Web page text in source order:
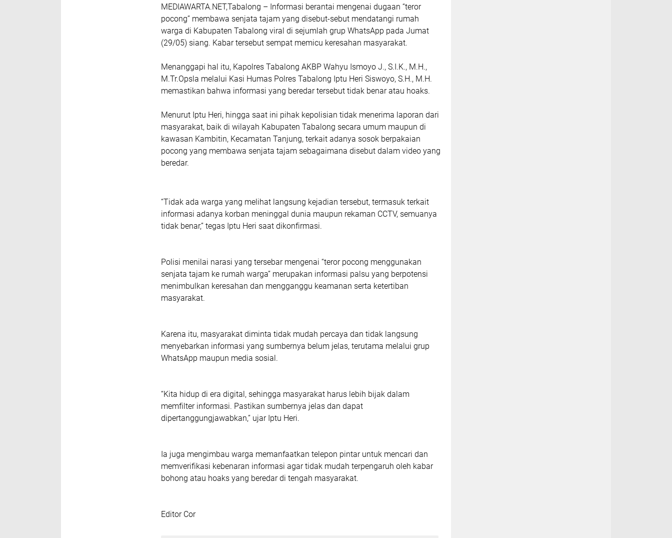
MEDIAWARTA.NET,Tabalong – Informasi berantai mengenai dugaan “teror
pocong” membawa senjata tajam yang disebut-sebut mendatangi rumah
warga di Kabupaten Tabalong viral di sejumlah grup WhatsApp pada Jumat
(29/05) siang. Kabar tersebut sempat memicu keresahan masyarakat.
Menanggapi hal itu, Kapolres Tabalong AKBP Wahyu Ismoyo J., S.I.K., M.H.,
M.Tr.Opsla melalui Kasi Humas Polres Tabalong Iptu Heri Siswoyo, S.H., M.H.
memastikan bahwa informasi yang beredar tersebut tidak benar atau hoaks.
Menurut Iptu Heri, hingga saat ini pihak kepolisian tidak menerima laporan dari
masyarakat, baik di wilayah Kabupaten Tabalong secara umum maupun di
kawasan Kambitin, Kecamatan Tanjung, terkait adanya sosok berpakaian
pocong yang membawa senjata tajam sebagaimana disebut dalam video yang
beredar.
“Tidak ada warga yang melihat langsung kejadian tersebut, termasuk terkait
informasi adanya korban meninggal dunia maupun rekaman CCTV, semuanya
tidak benar,” tegas Iptu Heri saat dikonfirmasi.
Polisi menilai narasi yang tersebar mengenai “teror pocong menggunakan
senjata tajam ke rumah warga” merupakan informasi palsu yang berpotensi
menimbulkan keresahan dan mengganggu keamanan serta ketertiban
masyarakat.
Karena itu, masyarakat diminta tidak mudah percaya dan tidak langsung
menyebarkan informasi yang sumbernya belum jelas, terutama melalui grup
WhatsApp maupun media sosial.
“Kita hidup di era digital, sehingga masyarakat harus lebih bijak dalam
memfilter informasi. Pastikan sumbernya jelas dan dapat
dipertanggungjawabkan,” ujar Iptu Heri.
Ia juga mengimbau warga memanfaatkan telepon pintar untuk mencari dan
memverifikasi kebenaran informasi agar tidak mudah terpengaruh oleh kabar
bohong atau hoaks yang beredar di tengah masyarakat.
Editor Cor